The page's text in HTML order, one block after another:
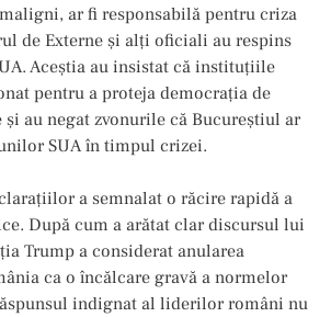
ar fi responsabilă pentru criza
de Externe și alți oficiali au respins
Aceștia au insistat că instituțiile
pentru a proteja democrația de
au negat zvonurile că Bucureștiul ar
SUA în timpul crizei.
a semnalat o răcire rapidă a
După cum a arătat clar discursul lui
Trump a considerat anularea
ca o încălcare gravă a normelor
indignat al liderilor români nu